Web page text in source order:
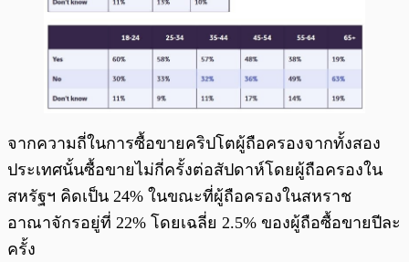
จากความถี่ในการซื้อขายคริปโตผู้ถือครองจากทั้งสอง
ประเทศนั้นซื้อขายไม่กี่ครั้งต่อสัปดาห์โดยผู้ถือครองใน
สหรัฐฯ คิดเป็น 24% ในขณะที่ผู้ถือครองในสหราช
อาณาจักรอยู่ที่ 22% โดยเฉลี่ย 2.5% ของผู้ถือซื้อขายปีละ
ครั้ง